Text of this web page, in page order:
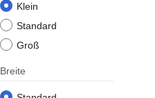
Klein
Standard
Groß
Breite